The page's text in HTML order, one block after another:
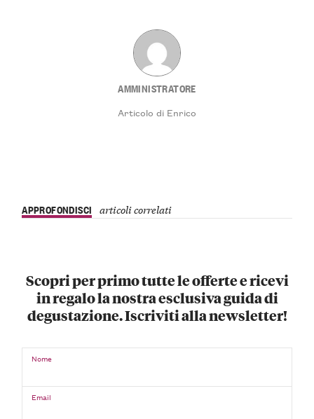
AMMINISTRATORE
Articolo di Enrico
APPROFONDISCI articoli correlati
Scopri per primo tutte le offerte e ricevi
in regalo la nostra esclusiva guida di
degustazione. Iscriviti alla newsletter!
Nome
Email